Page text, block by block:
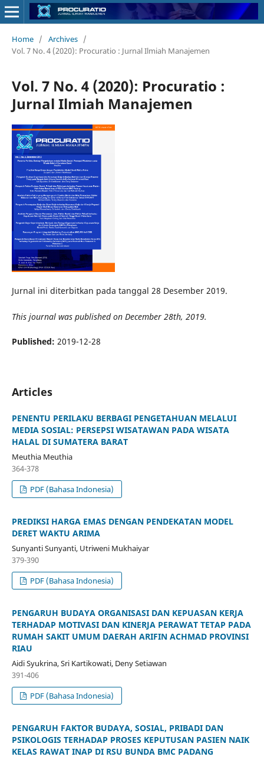
Home / Archives /
Vol. 7 No. 4 (2020): Procuratio : Jurnal Ilmiah Manajemen
Vol. 7 No. 4 (2020): Procuratio :
Jurnal Ilmiah Manajemen
Jurnal ini diterbitkan pada tanggal 28 Desember 2019.
This journal was published on December 28th, 2019.
Published: 2019-12-28
Articles
PENENTU PERILAKU BERBAGI PENGETAHUAN MELALUI
MEDIA SOSIAL: PERSEPSI WISATAWAN PADA WISATA
HALAL DI SUMATERA BARAT
Meuthia Meuthia
364-378
PDF (Bahasa Indonesia)
PREDIKSI HARGA EMAS DENGAN PENDEKATAN MODEL
DERET WAKTU ARIMA
Sunyanti Sunyanti, Utriweni Mukhaiyar
379-390
PDF (Bahasa Indonesia)
PENGARUH BUDAYA ORGANISASI DAN KEPUASAN KERJA
TERHADAP MOTIVASI DAN KINERJA PERAWAT TETAP PADA
RUMAH SAKIT UMUM DAERAH ARIFIN ACHMAD PROVINSI
RIAU
Aidi Syukrina, Sri Kartikowati, Deny Setiawan
391-406
PDF (Bahasa Indonesia)
PENGARUH FAKTOR BUDAYA, SOSIAL, PRIBADI DAN
PSIKOLOGIS TERHADAP PROSES KEPUTUSAN PASIEN NAIK
KELAS RAWAT INAP DI RSU BUNDA BMC PADANG